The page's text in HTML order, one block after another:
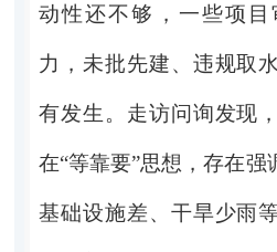
动性还不够，一些项
力，未批先建、违规取
有发生。走访问询发现
在“等靠要”思想，存在
基础设施差、干旱少雨